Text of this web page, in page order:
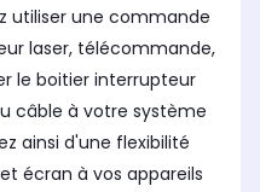
utiliser une commande
laser, télécommande,
le boitier interrupteur
câble à votre système
ainsi d'une flexibilité
écran à vos appareils